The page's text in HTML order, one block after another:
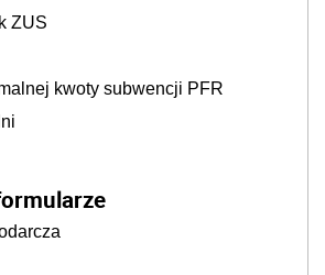
ZUS
kwoty subwencji PFR